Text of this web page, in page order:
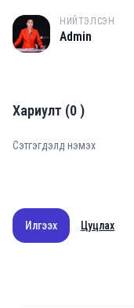
A
НИЙТЭЛСЭН
Admin
Хариулт (0)
Илгээх Цуцлах